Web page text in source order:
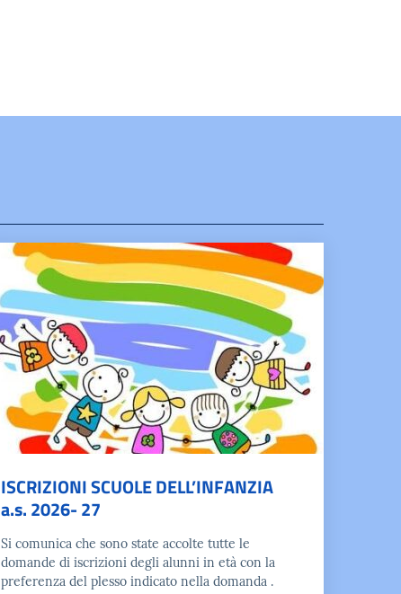
ISCRIZIONI SCUOLE DELL’INFANZIA
a.s. 2026- 27
Si comunica che sono state accolte tutte le
domande di iscrizioni degli alunni in età con la
preferenza del plesso indicato nella domanda .